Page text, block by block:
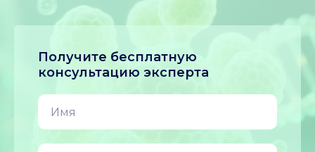
Получите бесплатную
консультацию эксперта